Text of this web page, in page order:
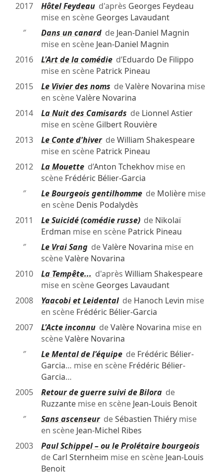
2017
Hôtel Feydeaud'après Georges Feydeau
mise en scène Georges Lavaudant
″
Dans un canardde Jean-Daniel Magnin
mise en scène Jean-Daniel Magnin
2016
L'Art de la comédied’Eduardo De Filippo
mise en scène Patrick Pineau
2015
Le Vivier des noms deValère Novarina mise
en scèneValère Novarina
2014
La Nuit des Camisards de Lionnel Astier
mise en scène Gilbert Rouvière
2013
Le Conte d'hiverdeWilliam Shakespeare
mise en scène Patrick Pineau
2012
La Mouetted’Anton Tchekhovmise en
scène Frédéric Bélier-Garcia
″
Le Bourgeois gentilhommede Molièremise
en scène Denis Podalydès
2011
Le Suicidé (comédie russe)de Nikolaï
Erdman mise en scène Patrick Pineau
″
Le Vrai SangdeValère Novarina mise en
scèneValère Novarina
2010
La Tempête... d'après William Shakespeare
mise en scène Georges Lavaudant
2008
Yaacobi et Leidentalde Hanoch Levin mise
en scène Frédéric Bélier-Garcia
2007
L'Acte inconnudeValère Novarina mise en
scèneValère Novarina
″
Le Mental de l'équipede Frédéric Bélier-
Garcia… mise en scène Frédéric Bélier-
Garcia…
2005
Retour de guerre suivi de Bilorade
Ruzzantemise en scène Jean-Louis Benoit
″
Sans ascenseurdeSébastien Thiérymise
en scène Jean-Michel Ribes
2003
Paul Schippel – ou le Prolétaire bourgeois
de Carl Sternheim mise en scène Jean-Louis
Benoit